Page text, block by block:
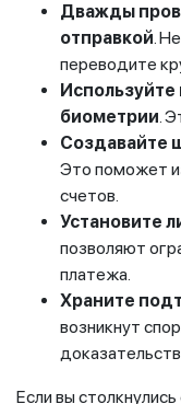
Дважды
отправкой.
переводите
биометрии.
Создавайте
Это поможет
счетов.
Установите
позволяют
платежа.
Храните
возникнут
Если вы